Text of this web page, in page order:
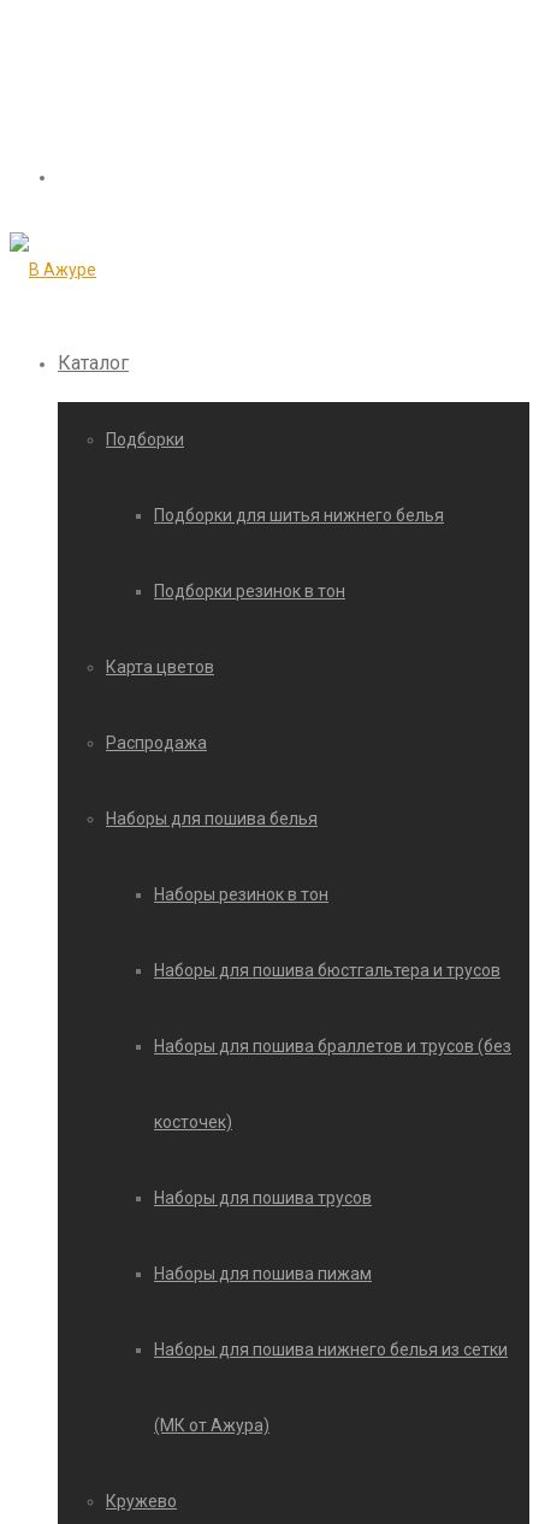
Каталог
Подборки
Подборки для шитья нижнего белья
Подборки резинок в тон
Карта цветов
Распродажа
Наборы для пошива белья
Наборы резинок в тон
Наборы для пошива бюстгальтера и трусов
Наборы для пошива браллетов и трусов (без
косточек)
Наборы для пошива трусов
Наборы для пошива пижам
Наборы для пошива нижнего белья из сетки
(МК от Ажура)
Кружево